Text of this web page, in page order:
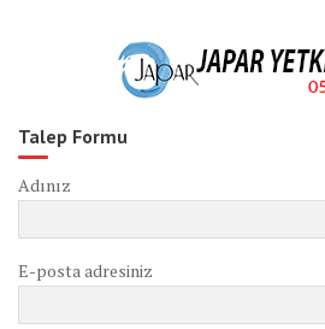
Talep Formu
Adınız
E-posta adresiniz